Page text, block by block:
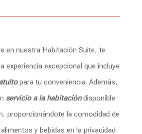
en nuestra Habitación Suite, te
experiencia excepcional que incluye
para tu conveniencia. Además,
servicio a la habitacióndisponible
proporcionándote la comodidad de
y bebidas en la privacidad